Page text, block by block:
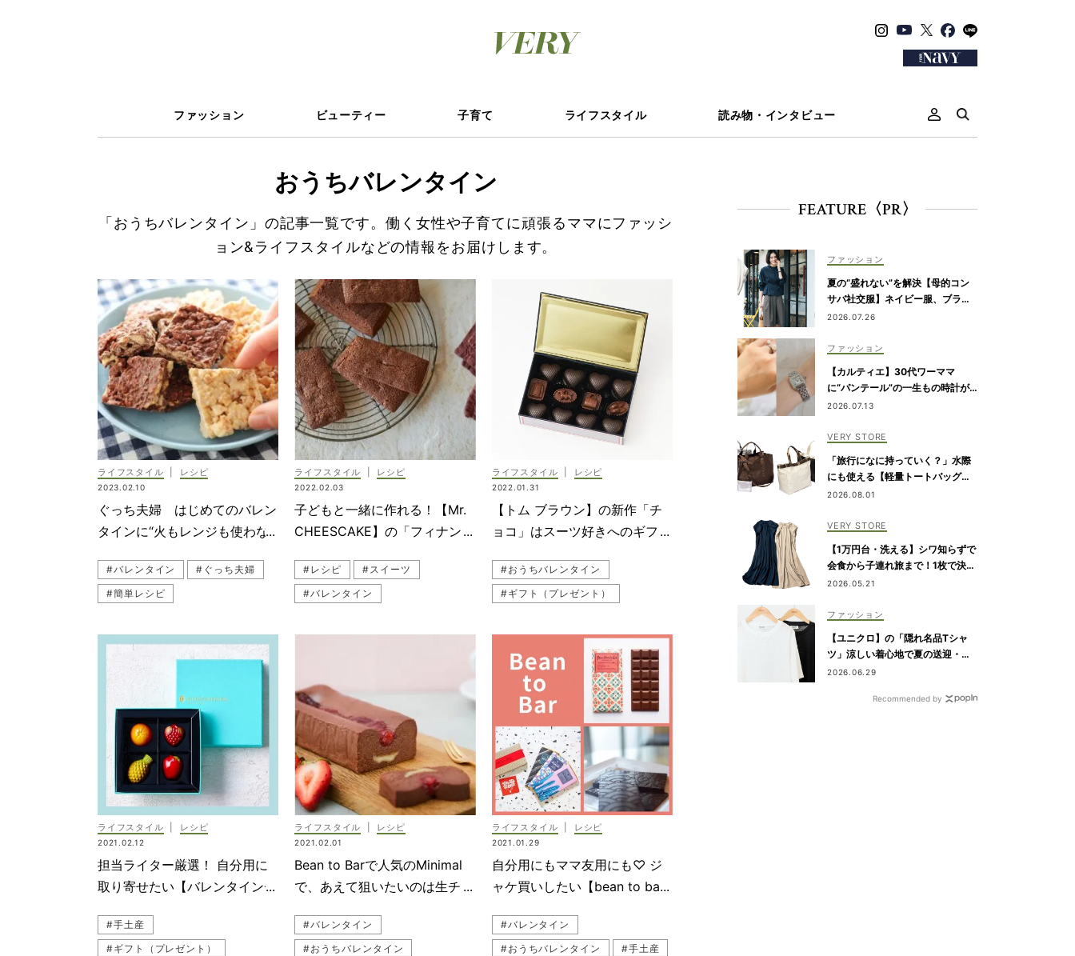
ファッション ビューティー 子育て ライフスタイル 読み物・インタビュー
おうちバレンタイン
「おうちバレンタイン」の記事一覧です。働く女性や子育てに頑張るママにファッシ
ョン&ライフスタイルなどの情報をお届けします。
ライフスタイル レシピ
2023.02.10
ぐっち夫婦 はじめてのバレン
タインに“火もレンジも使わな
#バレンタイン
#ぐっち夫婦
#簡単レシピ
ライフスタイル レシピ
2022.02.03
子どもと一緒に作れる！【Mr.
CHEESCAKE】の「フィナンシ
#レシピ
#スイーツ
#バレンタイン
ライフスタイル レシピ
2022.01.31
【トム ブラウン】の新作「チ
ョコ」はスーツ好きへのギフト
#おうちバレンタイン
#ギフト（プレゼント）
ライフスタイル レシピ
2021.02.12
担当ライター厳選！ 自分用に
取り寄せたい【バレンタインチ
#手土産
#ギフト（プレゼント）
ライフスタイル レシピ
2021.02.01
Bean to Barで人気のMinimal
で、あえて狙いたいのは生チョ
#バレンタイン
#おうちバレンタイン
ライフスタイル レシピ
2021.01.29
自分用にもママ友用にも♡ ジ
ャケ買いしたい【bean to ba
#バレンタイン
#おうちバレンタイン
#手土産
FEATURE〈PR〉
ファッション
夏の“盛れない”を解決【母的コン
サバ社交服】ネイビー服、ブラウ
ス、セットアップetc.
2026.07.26
ファッション
【カルティエ】30代ワーママ
に“パンテール”の一生もの時計が
人気！仕事のご褒美＆節目買いに
2026.07.13
VERY STORE
「旅行になに持っていく？」水際
にも使える【軽量トートバッグ】4
選
2026.08.01
VERY STORE
【1万円台・洗える】シワ知らずで
会食から子連れ旅まで！1枚で決ま
る『リボンワンピース』
2026.05.21
ファッション
【ユニクロ】の「隠れ名品Tシャ
ツ」涼しい着心地で夏の送迎・公
園にぴったり！
2026.06.29
Recommended by